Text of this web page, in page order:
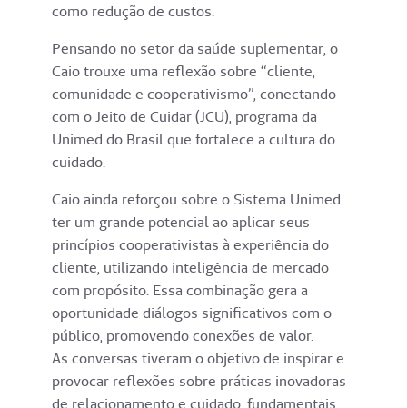
como redução de custos.
Pensando no setor da saúde suplementar, o
Caio trouxe uma reflexão sobre “cliente,
comunidade e cooperativismo”, conectando
com o Jeito de Cuidar (JCU), programa da
Unimed do Brasil que fortalece a cultura do
cuidado.
Caio ainda reforçou sobre o Sistema Unimed
ter um grande potencial ao aplicar seus
princípios cooperativistas à experiência do
cliente, utilizando inteligência de mercado
com propósito. Essa combinação gera a
oportunidade diálogos significativos com o
público, promovendo conexões de valor.
As conversas tiveram o objetivo de inspirar e
provocar reflexões sobre práticas inovadoras
de relacionamento e cuidado, fundamentais